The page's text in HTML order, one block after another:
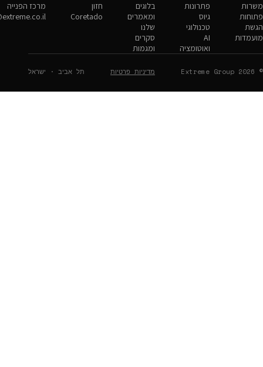
פתרונות
גיוס
טכנולוגי
AI
בלוגים
ומאמרים
שלנו
סקרים
ומגמות
חזון
Coretado
מרכז הפנייה
hello@extreme.co.il
מדיניות פרטיות תל אביב · ישראל